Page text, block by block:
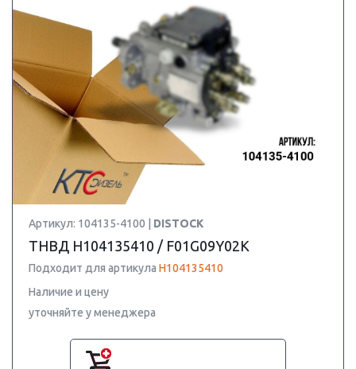
Артикул: 104135-4100 | DISTOCK
ТНВД H104135410 / F01G09Y02K
Подходит для артикула H104135410
Наличие и цену
уточняйте у менеджера